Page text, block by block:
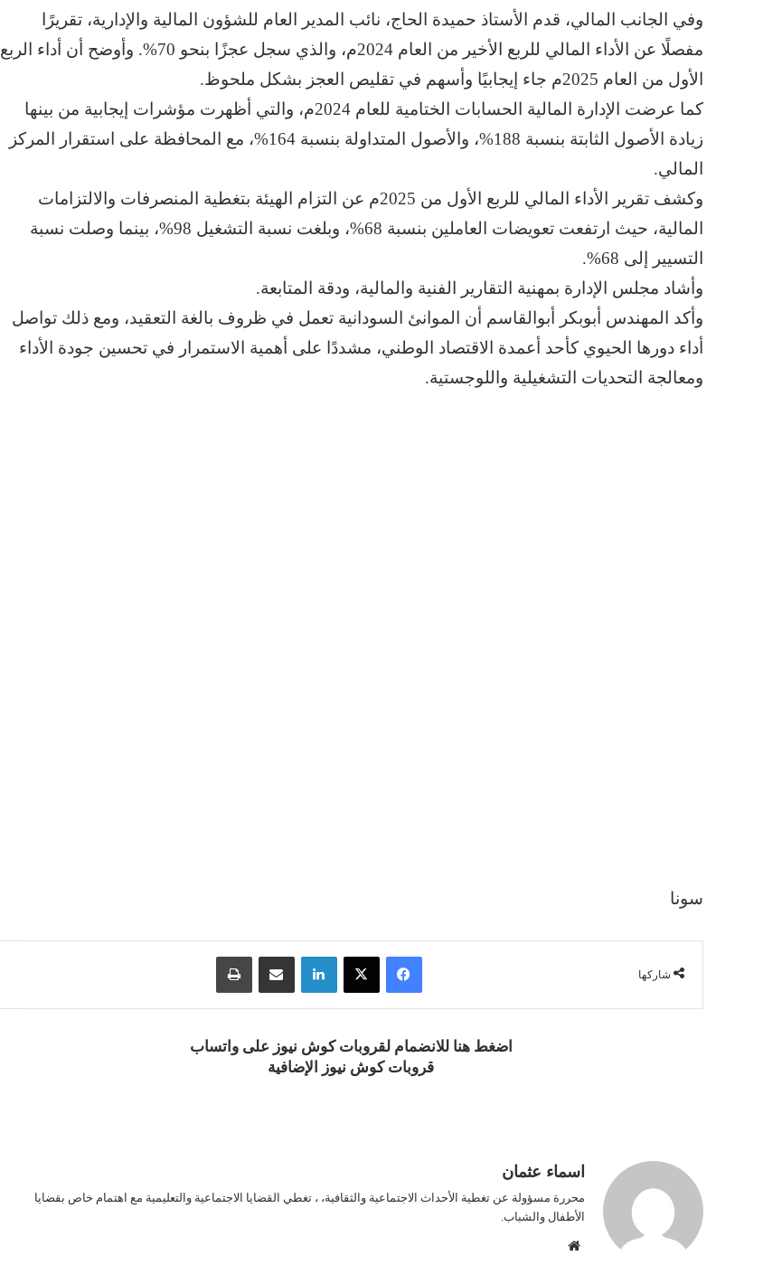
وفي الجانب المالي، قدم الأستاذ حميدة الحاج، نائب المدير العام للشؤون المالية والإدارية، تقريرًا
مفصلًا عن الأداء المالي للربع الأخير من العام 2024م، والذي سجل عجزًا بنحو 70%. وأوضح أن أداء الربع
الأول من العام 2025م جاء إيجابيًا وأسهم في تقليص العجز بشكل ملحوظ.
كما عرضت الإدارة المالية الحسابات الختامية للعام 2024م، والتي أظهرت مؤشرات إيجابية من بينها
زيادة الأصول الثابتة بنسبة 188%، والأصول المتداولة بنسبة 164%، مع المحافظة على استقرار المركز
المالي.
وكشف تقرير الأداء المالي للربع الأول من 2025م عن التزام الهيئة بتغطية المنصرفات والالتزامات
المالية، حيث ارتفعت تعويضات العاملين بنسبة 68%، وبلغت نسبة التشغيل 98%، بينما وصلت نسبة
التسيير إلى 68%.
وأشاد مجلس الإدارة بمهنية التقارير الفنية والمالية، ودقة المتابعة.
وأكد المهندس أبوبكر أبوالقاسم أن الموانئ السودانية تعمل في ظروف بالغة التعقيد، ومع ذلك تواصل
أداء دورها الحيوي كأحد أعمدة الاقتصاد الوطني، مشددًا على أهمية الاستمرار في تحسين جودة الأداء
ومعالجة التحديات التشغيلية واللوجستية.
سونا
شاركها
فيسبوك ‫X لينكدإن مشاركة عبر البريد
اضغط هنا للانضمام لقروبات كوش نيوز على واتساب
قروبات كوش نيوز الإضافية
اسماء عثمان
محررة مسؤولة عن تغطية الأحداث الاجتماعية والثقافية، ، تغطي القضايا الاجتماعية والتعليمية مع اهتمام خاص بقضايا
الأطفال والشباب.